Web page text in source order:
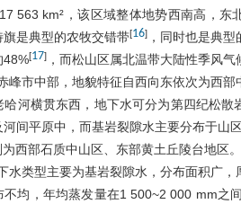
17 563 km²，该区域整体地势西南高，
是典型的农牧交错带[16] ，同时也是典
48%[17]，而松山区属北温带大陆性季风气
峰市中部，地貌特征自西向东依次为西
哈河横贯东西，地下水可分为第四纪松散
间平原中，而基岩裂隙水主要分布于山
西部石质中山区、东部黄土丘陵台地区
水类型主要为基岩裂隙水，分布面积广
均，年均蒸发量在1 500~2 000 mm之